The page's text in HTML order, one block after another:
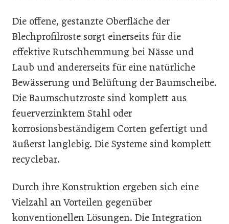
Die offene, gestanzte Oberfläche der
Blechprofilroste sorgt einerseits für die
effektive Rutschhemmung bei Nässe und
Laub und andererseits für eine natürliche
Bewässerung und Belüftung der Baumscheibe.
Die Baumschutzroste sind komplett aus
feuerverzinktem Stahl oder
korrosionsbeständigem Corten gefertigt und
äußerst langlebig. Die Systeme sind komplett
recyclebar.
Durch ihre Konstruktion ergeben sich eine
Vielzahl an Vorteilen gegenüber
konventionellen Lösungen. Die Integration